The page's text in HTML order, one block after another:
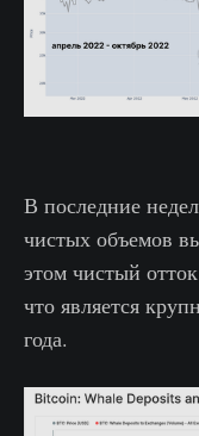
В последние
чистых объемов
этом чистый
что является
года.